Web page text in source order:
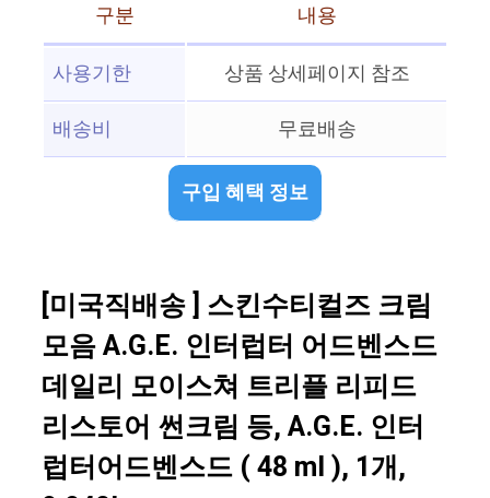
구분
내용
사용기한
상품 상세페이지 참조
배송비
무료배송
구입 혜택 정보
[미국직배송 ] 스킨수티컬즈 크림
모음 A.G.E. 인터럽터 어드벤스드
데일리 모이스쳐 트리플 리피드
리스토어 썬크림 등, A.G.E. 인터
럽터어드벤스드 ( 48 ml ), 1개,